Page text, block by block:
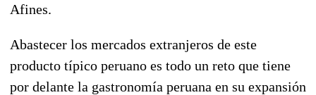
Afines.
Abastecer los mercados extranjeros de este
producto típico peruano es todo un reto que tiene
por delante la gastronomía peruana en su expansión